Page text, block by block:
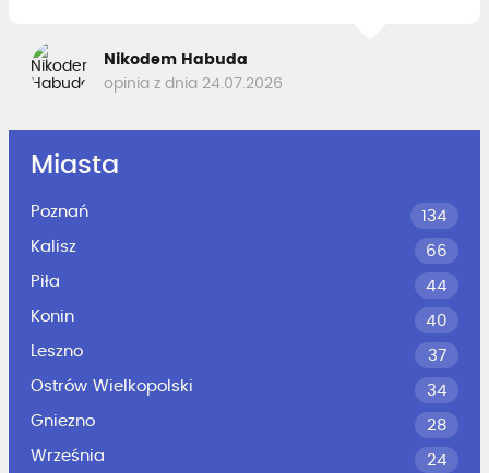
Nikodem Habuda
opinia z dnia 24.07.2026
Miasta
Poznań
134
Kalisz
66
Piła
44
Konin
40
Leszno
37
Ostrów Wielkopolski
34
Gniezno
28
Września
24